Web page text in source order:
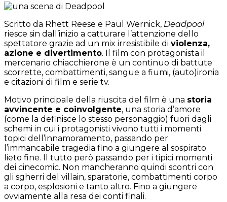
Scritto da Rhett Reese e Paul Wernick, Deadpool
riesce sin dall’inizio a catturare l’attenzione dello
spettatore grazie ad un mix irresistibile di violenza,
azione e divertimento. Il film con protagonista il
mercenario chiacchierone è un continuo di battute
scorrette, combattimenti, sangue a fiumi, (auto)ironia
e citazioni di film e serie tv.
Motivo principale della riuscita del film è una storia
avvincente e coinvolgente, una storia d’amore
(come la definisce lo stesso personaggio) fuori dagli
schemi in cui i protagonisti vivono tutti i momenti
topici dell’innamoramento, passando per
l’immancabile tragedia fino a giungere al sospirato
lieto fine. Il tutto però passando per i tipici momenti
dei cinecomic. Non mancheranno quindi scontri con
gli sgherri del villain, sparatorie, combattimenti corpo
a corpo, esplosioni e tanto altro. Fino a giungere
ovviamente alla resa dei conti finali.